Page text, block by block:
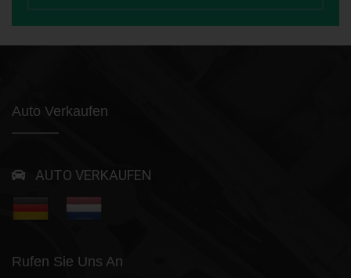
Auto Verkaufen
AUTO VERKAUFEN
Rufen Sie Uns An